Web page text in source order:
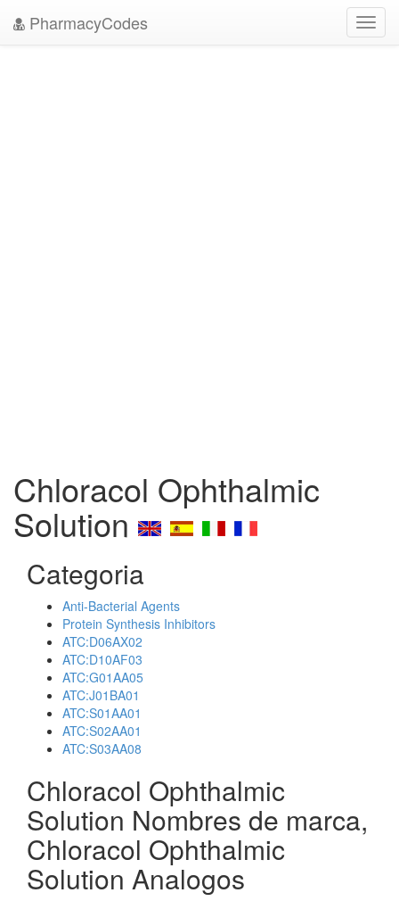
PharmacyCodes
Chloracol Ophthalmic
Solution
Categoria
Anti-Bacterial Agents
Protein Synthesis Inhibitors
ATC:D06AX02
ATC:D10AF03
ATC:G01AA05
ATC:J01BA01
ATC:S01AA01
ATC:S02AA01
ATC:S03AA08
Chloracol Ophthalmic
Solution Nombres de marca,
Chloracol Ophthalmic
Solution Analogos